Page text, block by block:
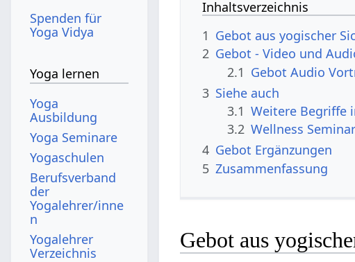
Inhaltsverzeichnis
1 Gebot aus yogischer
2
Gebot‏‎ - Video und
2.1
Gebot‏‎ Audio
3 Siehe auch
3.1
3.2 Wellness
4
Gebot‏‎ Ergänzungen
5 Zusammenfassung
Gebot aus
Spenden für
Yoga Vidya
Yoga lernen
Yoga
Ausbildung
Yoga Seminare
Yogaschulen
Berufsverband
der
Yogalehrer/inne
n
Yogalehrer
Verzeichnis